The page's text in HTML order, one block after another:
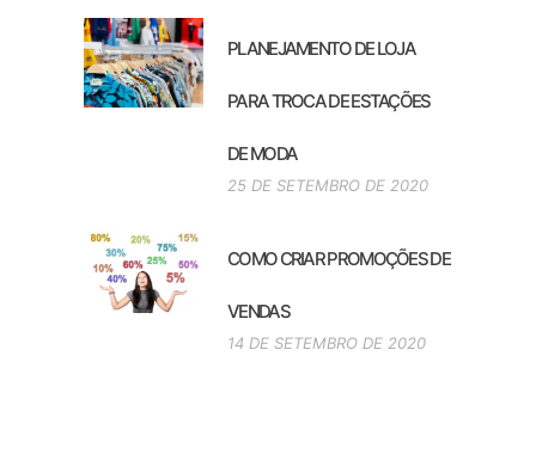
PLANEJAMENTO DE LOJA
PARA TROCA DE ESTAÇÕES
DE MODA
25 DE SETEMBRO DE 2020
COMO CRIAR PROMOÇÕES DE
VENDAS
14 DE SETEMBRO DE 2020